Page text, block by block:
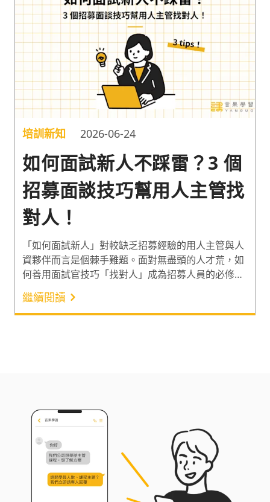
培訓新知 2026-06-24
如何面試新人不踩雷？3 個
招募面談技巧幫用人主管找
對人！
「如何面試新人」對較缺乏招募經驗的用人主管與人
資夥伴而言是個棘手難題。面對無盡頭的人才荒，如
何善用面試官技巧「找對人」成為招募人員的必修
課！2023 年，台灣面臨人才短缺的雇主比例高達
90%¹，此外更有 3 成以上企業有「找不對人」的困擾
²。身處缺工潮，面試官該如何面試新人不違法？一起
繼續閱讀